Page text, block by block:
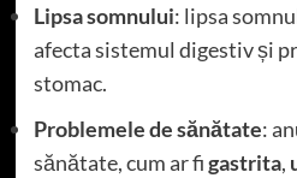
Lipsa somnului: lipsa
afecta sistemul digestiv și
stomac.
Problemele de sănătate:
sănătate, cum ar figastrita,